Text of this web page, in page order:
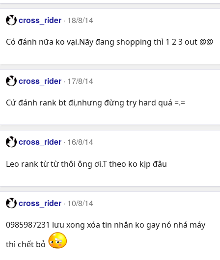
cross_rider 18/8/14
Có đánh nữa ko vại.Nãy đang shopping thì 1 2 3 out @@
cross_rider 17/8/14
Cứ đánh rank bt đi,nhưng đừng try hard quá =.=
cross_rider 16/8/14
Leo rank từ từ thôi ông ơi.T theo ko kịp đâu
cross_rider 10/8/14
0985987231 lưu xong xóa tin nhắn ko gay nó nhá máy
thì chết bỏ